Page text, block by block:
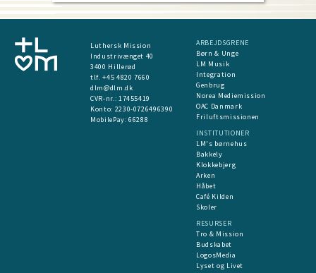
Luthersk Mission
Industrivænget 40
3400 Hillerød
tlf. +45 4820 7660
dlm@dlm.dk
CVR-nr.: 17455419
​Konto: 2230-0726496390
MobilePay:66288
ARBEJDSGRENE
Børn & Unge
LM Musik
Integration
Genbrug
Norea Mediemission
OAC Danmark
Friluftsmissionen
INSTITUTIONER
LM's børnehus
Bakkely
Klokkebjerg
Arken
Håbet
Café Kilden
Skoler
RESURSER
Tro & Mission
Budskabet
LogosMedia
Lyset og Livet